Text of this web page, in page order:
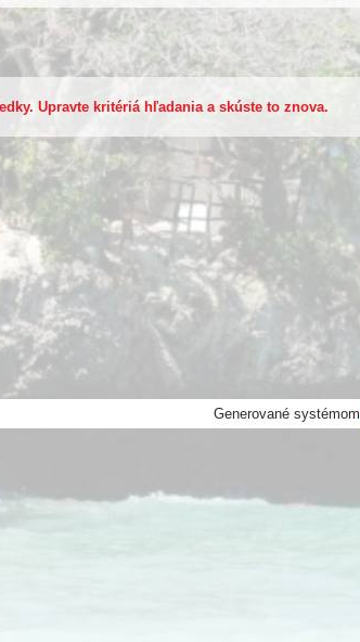
Upravte kritériá hľadania a skúste to znova.
Generované systémom